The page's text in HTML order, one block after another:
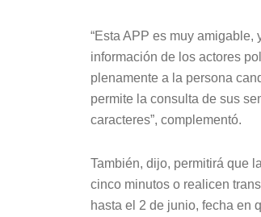
“Esta APP es muy
información de los actores
plenamente a la persona
permite la consulta de sus
caracteres”, complementó.
También, dijo, permitirá que
cinco minutos o realicen
hasta el 2 de junio, fecha en